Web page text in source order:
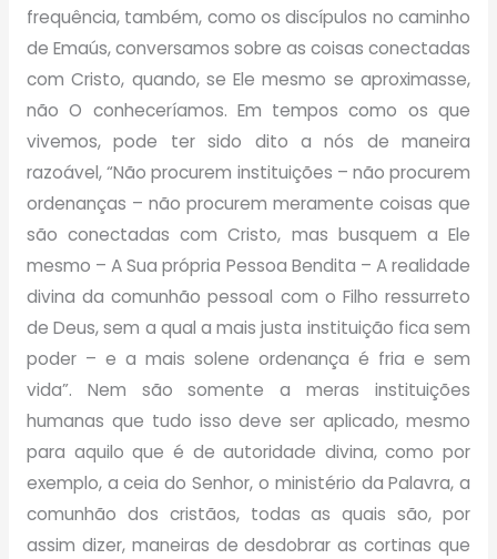
frequência, também, como os discípulos no caminho
de Emaús, conversamos sobre as coisas conectadas
com Cristo, quando, se Ele mesmo se aproximasse,
não O conheceríamos. Em tempos como os que
vivemos, pode ter sido dito a nós de maneira
razoável, “Não procurem instituições – não procurem
ordenanças – não procurem meramente coisas que
são conectadas com Cristo, mas busquem a Ele
mesmo – A Sua própria Pessoa Bendita – A realidade
divina da comunhão pessoal com o Filho ressurreto
de Deus, sem a qual a mais justa instituição fica sem
poder – e a mais solene ordenança é fria e sem
vida”. Nem são somente a meras instituições
humanas que tudo isso deve ser aplicado, mesmo
para aquilo que é de autoridade divina, como por
exemplo, a ceia do Senhor, o ministério da Palavra, a
comunhão dos cristãos, todas as quais são, por
assim dizer, maneiras de desdobrar as cortinas que